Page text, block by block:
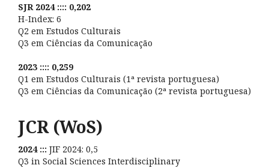
SJR 2024 :::: 0,202
H-Index: 6
Q2 em Estudos Culturais
Q3 em Ciências da Comunicação
2023 :::: 0,259
Q1 em Estudos Culturais (1ª revista portuguesa)
Q3 em Ciências da Comunicação (2ª revista portuguesa)
JCR (WoS)
2024 ::: JIF 2024: 0,5
Q3 in Social Sciences Interdisciplinary